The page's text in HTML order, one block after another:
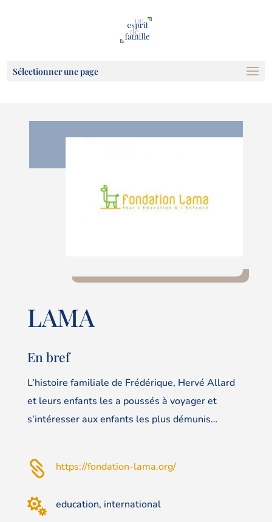
Sélectionner une page
LAMA
En bref
L’histoire familiale de Frédérique, Hervé Allard
et leurs enfants les a poussés à voyager et
s’intéresser aux enfants les plus démunis…
 https://fondation-lama.org/
 education, international